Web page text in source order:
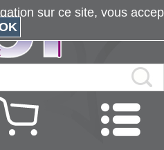
sur ce site, vous